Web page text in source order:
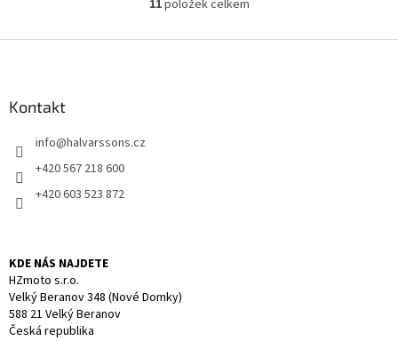
O
l
11položek celkem
Kontakt
info@halvarssons.cz
+420 567 218 600
+420 603 523 872
KDE NÁS NAJDETE
HZmoto s.r.o.
Velký Beranov 348 (Nové Domky)
588 21 Velký Beranov
Česká republika